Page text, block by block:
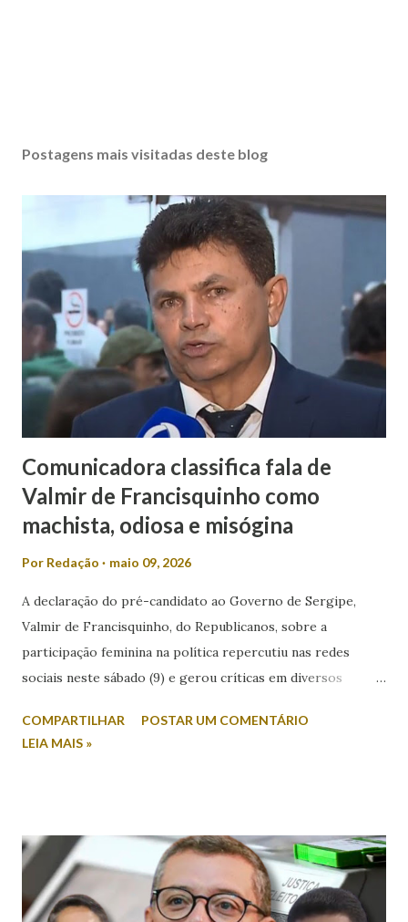
Postagens mais visitadas deste blog
Comunicadora classifica fala de
Valmir de Francisquinho como
machista, odiosa e misógina
Por Redação maio 09, 2026
A declaração do pré-candidato ao Governo de Sergipe,
Valmir de Francisquinho, do Republicanos, sobre a
participação feminina na política repercutiu nas redes
sociais neste sábado (9) e gerou críticas em diversos
Itabaiana FM, Valmir foi questionado sobre a possibilidade
declaração como machista e misógina. Por meio das redes
sociais, Laís afirmou que discursos desse tipo contribuem
para o desrespeito e a exclusão das mulheres dos espaços
COMPARTILHAR
POSTAR UM COMENTÁRIO
LEIA MAIS »